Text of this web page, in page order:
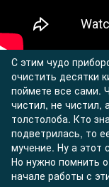
С этим чудо
очистить десятки
поймете все сами.
чистил, не чистил,
толстолоба. Кто
подветрилась, то
мучение. Ну а этот
Но нужно помнить
начале работы с